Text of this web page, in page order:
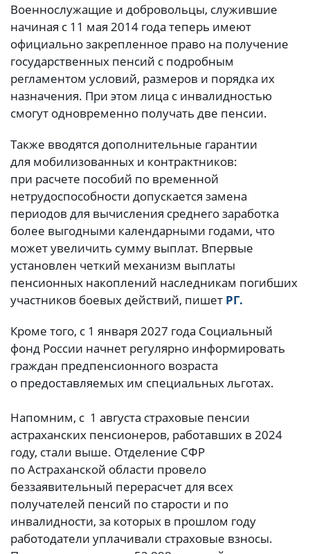
Военнослужащие и добровольцы, служившие
начиная с 11 мая 2014 года теперь имеют
официально закрепленное право на получение
государственных пенсий с подробным
регламентом условий, размеров и порядка их
назначения. При этом лица с инвалидностью
смогут одновременно получать две пенсии.
Также вводятся дополнительные гарантии
для мобилизованных и контрактников:
при расчете пособий по временной
нетрудоспособности допускается замена
периодов для вычисления среднего заработка
более выгодными календарными годами, что
может увеличить сумму выплат. Впервые
установлен четкий механизм выплаты
пенсионных накоплений наследникам погибших
участников боевых действий, пишет РГ.
Кроме того, с 1 января 2027 года Социальный
фонд России начнет регулярно информировать
граждан предпенсионного возраста
о предоставляемых им специальных льготах.
Напомним, с 1 августа страховые пенсии
астраханских пенсионеров, работавших в 2024
году, стали выше. Отделение СФР
по Астраханской области провело
беззаявительный перерасчет для всех
получателей пенсий по старости и по
инвалидности, за которых в прошлом году
работодатели уплачивали страховые взносы.